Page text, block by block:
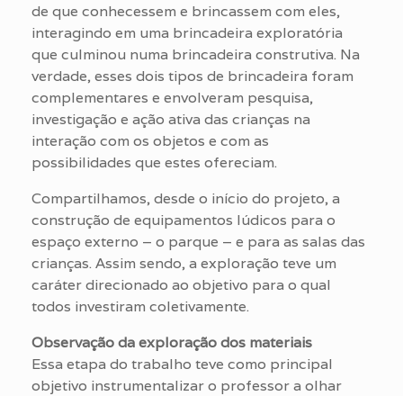
de que conhecessem e brincassem com eles,
interagindo em uma brincadeira exploratória
que culminou numa brincadeira construtiva. Na
verdade, esses dois tipos de brincadeira foram
complementares e envolveram pesquisa,
investigação e ação ativa das crianças na
interação com os objetos e com as
possibilidades que estes ofereciam.
Compartilhamos, desde o início do projeto, a
construção de equipamentos lúdicos para o
espaço externo – o parque – e para as salas das
crianças. Assim sendo, a exploração teve um
caráter direcionado ao objetivo para o qual
todos investiram coletivamente.
Observação da exploração dos materiais
Essa etapa do trabalho teve como principal
objetivo instrumentalizar o professor a olhar